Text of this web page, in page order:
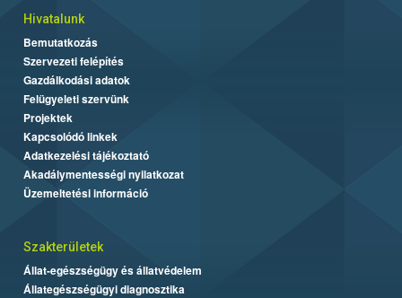
Hivatalunk
Bemutatkozás
Szervezeti felépítés
Gazdálkodási adatok
Felügyeleti szervünk
Projektek
Kapcsolódó linkek
Adatkezelési tájékoztató
Akadálymentességi nyilatkozat
Üzemeltetési információ
Szakterületek
Állat-egészségügy és állatvédelem
Állategészségügyi diagnosztika